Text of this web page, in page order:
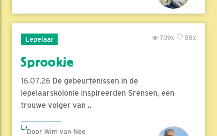
Lepelaar 58x
709x
Sprookje
16.07.26 De gebeurtenissen in de
lepelaarskolonie inspireerden Srensen, een
trouwe volger van ..
Lees meer
Door Wim van Nee